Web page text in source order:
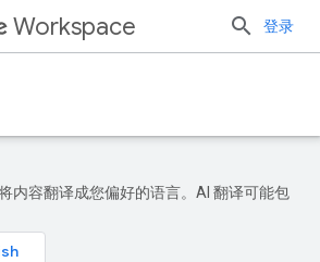
Workspace 登录
内容翻译成您偏好的语言。AI 翻译可能包